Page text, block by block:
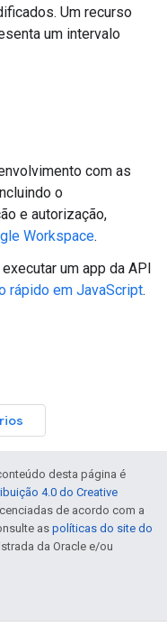
Um recurso
um intervalo
com as
o
e autorização,
Workspace.
um app da API
rápido em JavaScript.
desta página é
4.0 do Creative
de acordo com a
aspolíticas do site do
da Oracle e/ou